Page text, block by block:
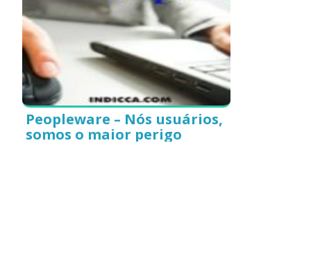
Peopleware – Nós usuários,
somos o maior perigo